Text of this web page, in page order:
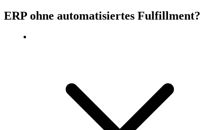
ERP ohne automatisiertes Fulfillment?